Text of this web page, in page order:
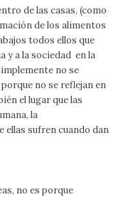
de las casas, (como
de los alimentos
todos ellos que
y a la sociedad en la
no se
no se reflejan en
el lugar que las
la
sufren cuando dan
no es porque